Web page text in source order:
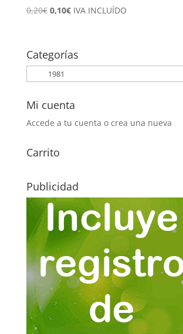
0,20€ El
era:
0,20€.
0,10€El
es:
0,10€.
IVA INCLUÍDO
Categorías
Mi cuenta
Accede a tu cuenta o crea una nueva
Carrito
Publicidad